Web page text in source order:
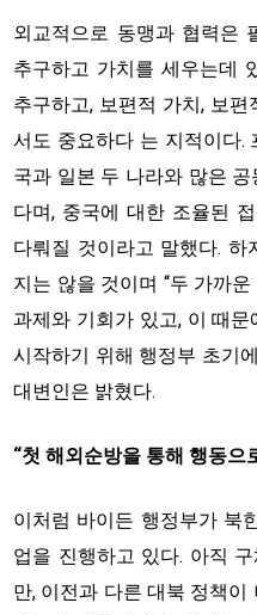
외교적으로 동맹과 협력은
추구하고 가치를 세우는데
추구하고, 보편적 가치, 보
서도 중요하다 는 지적이다.
국과 일본 두 나라와 많은
다며, 중국에 대한 조율된
다뤄질 것이라고 말했다.
지는 않을 것이며 “두 가까
과제와 기회가 있고, 이 때
시작하기 위해 행정부 초기
대변인은 밝혔다.
“첫 해외순방을 통해 행동으
이처럼 바이든 행정부가 북
업을 진행하고 있다. 아직
만, 이전과 다른 대북 정책